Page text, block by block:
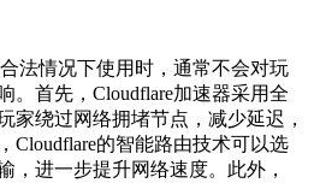
法情况下使用时，通常不会对玩
。首先，Cloudflare加速器采用全
家绕过网络拥堵节点，减少延迟，
Cloudflare的智能路由技术可以选
，进一步提升网络速度。此外，